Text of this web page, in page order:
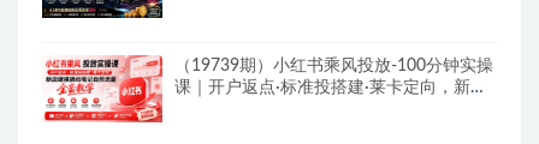
（19739期）小红书乘风投放-100分钟实操
课｜开户返点·标准投搭建·莱卡定向，新店